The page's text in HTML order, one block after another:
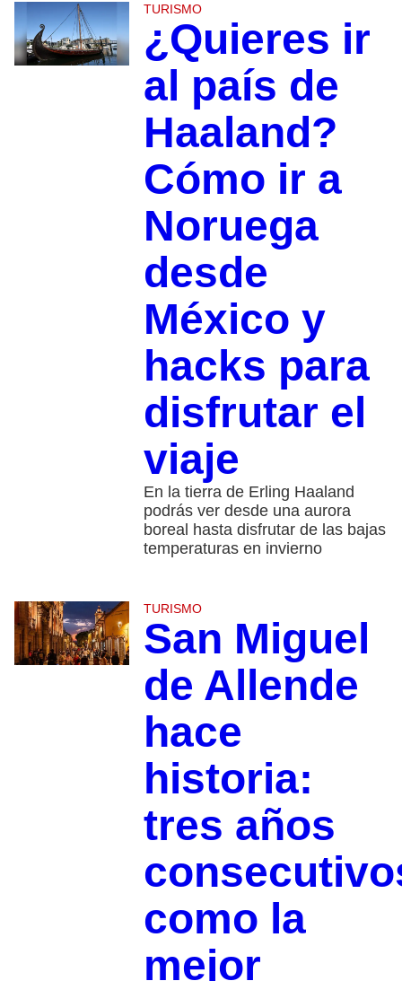
TURISMO
¿Quieres ir
al país de
Haaland?
Cómo ir a
Noruega
desde
México y
hacks para
disfrutar el
viaje
En la tierra de Erling Haaland
podrás ver desde una aurora
boreal hasta disfrutar de las bajas
temperaturas en invierno
TURISMO
San Miguel
de Allende
hace
historia:
tres años
como la
mejor